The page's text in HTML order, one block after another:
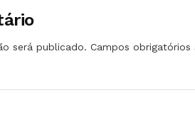
será publicado. Campos